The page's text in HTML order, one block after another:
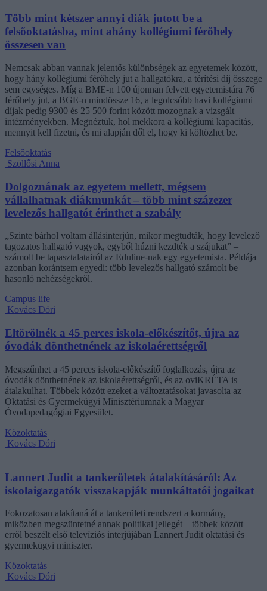
Több mint kétszer annyi diák jutott be a
felsőoktatásba, mint ahány kollégiumi férőhely
összesen van
Nemcsak abban vannak jelentős különbségek az egyetemek között,
hogy hány kollégiumi férőhely jut a hallgatókra, a térítési díj összege
sem egységes. Míg a BME-n 100 újonnan felvett egyetemistára 76
férőhely jut, a BGE-n mindössze 16, a legolcsóbb havi kollégiumi
díjak pedig 9300 és 25 500 forint között mozognak a vizsgált
intézményekben. Megnéztük, hol mekkora a kollégiumi kapacitás,
mennyit kell fizetni, és mi alapján dől el, hogy ki költözhet be.
Felsőoktatás
Szöllősi Anna
Dolgoznának az egyetem mellett, mégsem
vállalhatnak diákmunkát – több mint százezer
levelezős hallgatót érinthet a szabály
„Szinte bárhol voltam állásinterjún, mikor megtudták, hogy levelező
tagozatos hallgató vagyok, egyből húzni kezdték a szájukat” –
számolt be tapasztalatairól az Eduline-nak egy egyetemista. Példája
azonban korántsem egyedi: több levelezős hallgató számolt be
hasonló nehézségekről.
Campus life
Kovács Dóri
Eltörölnék a 45 perces iskola-előkészítőt, újra az
óvodák dönthetnének az iskolaérettségről
Megszűnhet a 45 perces iskola-előkészítő foglalkozás, újra az
óvodák dönthetnének az iskolaérettségről, és az oviKRÉTA is
átalakulhat. Többek között ezeket a változtatásokat javasolta az
Oktatási és Gyermekügyi Minisztériumnak a Magyar
Óvodapedagógiai Egyesület.
Közoktatás
Kovács Dóri
Lannert Judit a tankerületek átalakításáról: Az
iskolaigazgatók visszakapják munkáltatói jogaikat
Fokozatosan alakítaná át a tankerületi rendszert a kormány,
miközben megszüntetné annak politikai jellegét – többek között
erről beszélt első televíziós interjújában Lannert Judit oktatási és
gyermekügyi miniszter.
Közoktatás
Kovács Dóri